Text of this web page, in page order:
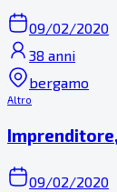
09/02/2020
38 anni
bergamo
Altro
09/02/2020